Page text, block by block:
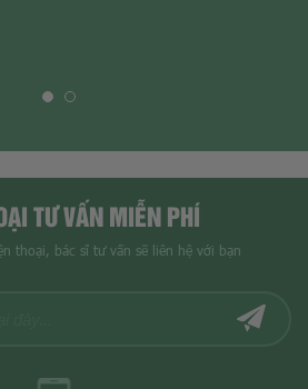
TƯ VẤN MIỄN PHÍ
thoại, bác sĩ tư vấn sẽ liên hệ với bạn